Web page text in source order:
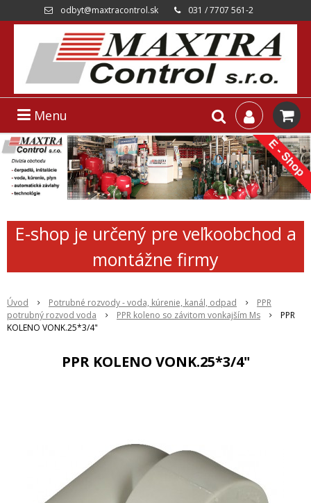
odbyt@maxtracontrol.sk 031 / 7707 561-2
Menu
E-shop je určený pre veľkoobchod a
montážne firmy
Úvod Potrubné rozvody - voda, kúrenie, kanál, odpad
PPR
potrubný rozvod voda
PPR koleno so závitom vonkajším Ms
PPR
KOLENO VONK.25*3/4"
PPR KOLENO VONK.25*3/4"